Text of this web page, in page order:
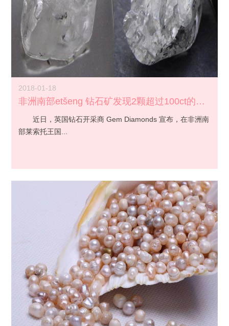
2018-01-18
非洲南部etšeng 钻石矿发现2颗超过100ct的宝石级钻...
近日，英国钻石开采商 Gem Diamonds 宣布，在非洲南
部莱索托王国...